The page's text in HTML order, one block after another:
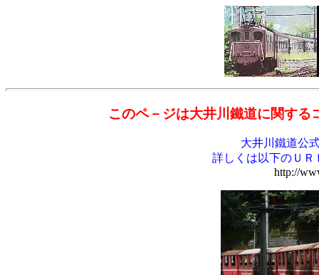
このペ－ジは大井川鐵道に関する
大井川鐵道公
詳しくは以下のＵＲ
http://